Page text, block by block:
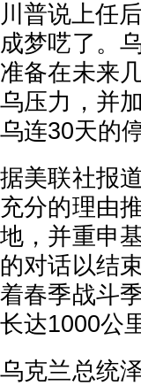
川普说上任
成梦呓了。
准备在未来
乌压力，并
乌连30天的
据美联社报
充分的理由
地，并重申
的对话以结
着春季战斗
长达1000公
乌克兰总统